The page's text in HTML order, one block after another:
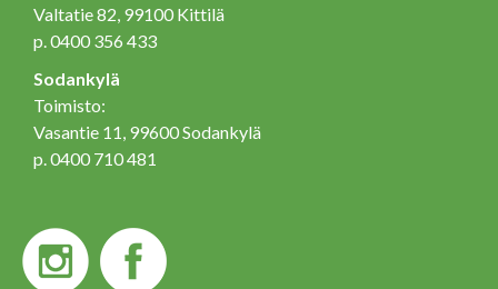
Valtatie 82, 99100 Kittilä
p. 0400 356 433
Sodankylä
Toimisto:
Vasantie 11, 99600 Sodankylä
p. 0400 710 481